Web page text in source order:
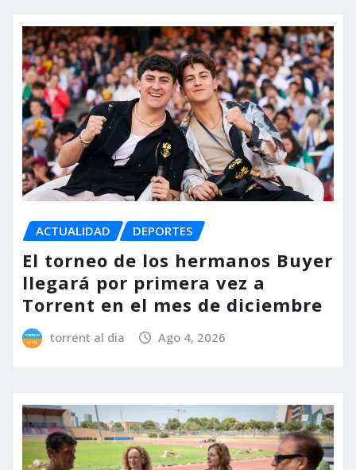
ACTUALIDAD DEPORTES
El torneo de los hermanos Buyer
llegará por primera vez a
Torrent en el mes de diciembre
torrent al dia Ago 4, 2026